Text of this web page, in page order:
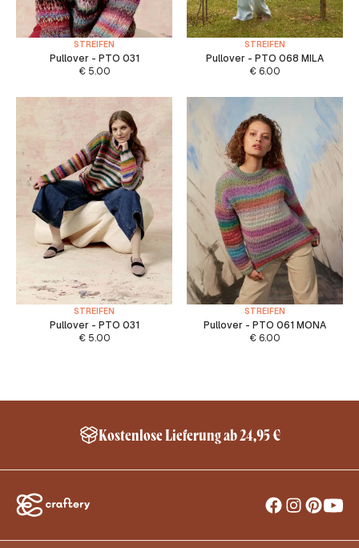
STREIFEN
Pullover - PTO 031
€5.00
STREIFEN
Pullover - PTO 068 MILA
€ 6.00
STREIFEN
Pullover - PTO 031
€5.00
STREIFEN
Pullover - PTO 061 MONA
€ 6.00
Kostenlose Lieferung ab 24,95 €